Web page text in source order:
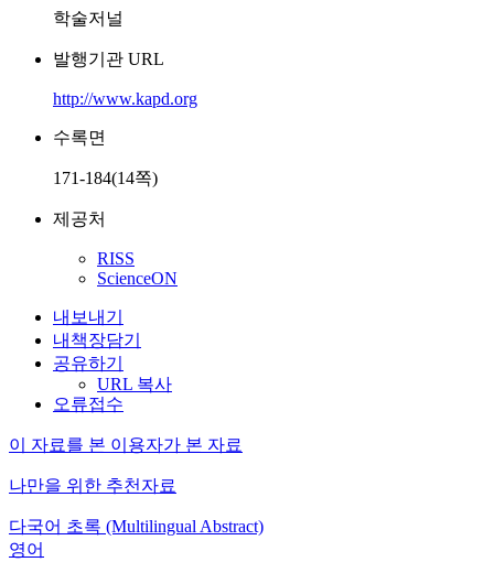
학술저널
발행기관 URL
http://www.kapd.org
수록면
171-184(14쪽)
제공처
RISS
ScienceON
내보내기
내책장담기
공유하기
URL 복사
오류접수
이 자료를 본 이용자가 본 자료
나만을 위한 추천자료
다국어 초록 (Multilingual Abstract)
영어